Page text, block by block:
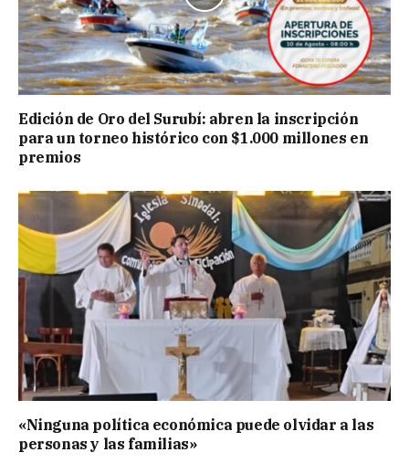
Edición de Oro del Surubí: abren la inscripción
para un torneo histórico con $1.000 millones en
premios
«Ninguna política económica puede olvidar a las
personas y las familias»